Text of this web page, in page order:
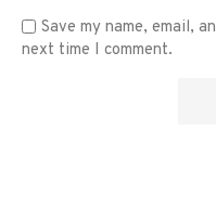
Save my name, email,
next time I comment.